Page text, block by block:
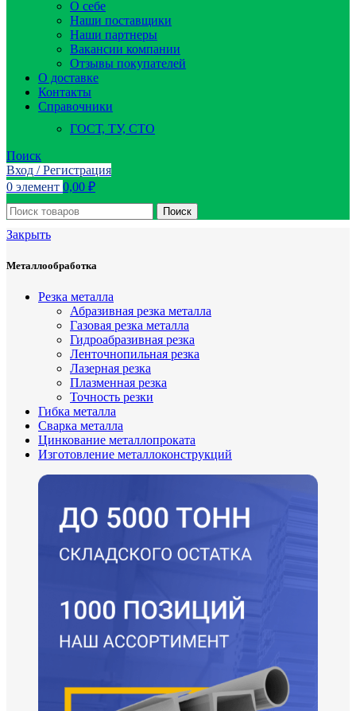
О себе
Наши поставщики
Наши партнеры
Вакансии компании
Отзывы покупателей
О доставке
Контакты
Справочники
ГОСТ, ТУ, СТО
Поиск
Вход / Регистрация
0 элемент 0,00 ₽
Поиск
Закрыть
Металлообработка
Резка металла
Абразивная резка металла
Газовая резка металла
Гидроaбразивная резка
Ленточнопильная резка
Лазерная резка
Плазменная резка
Точность резки
Гибка металла
Сварка металла
Цинкование металлопроката
Изготовление металлоконструкций